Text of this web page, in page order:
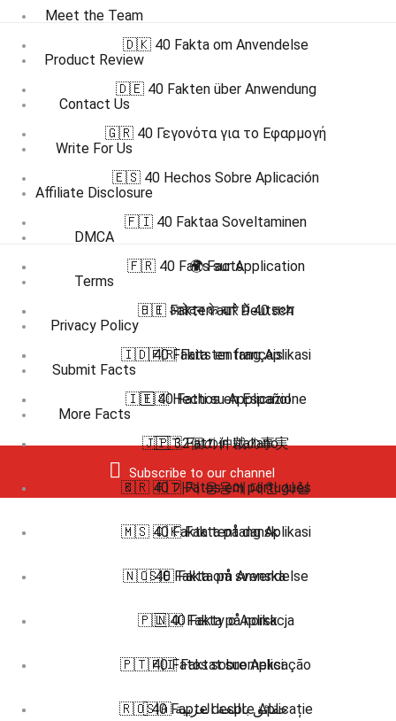
Meet the Team
Product Review
Contact Us
Write For Us
Affiliate Disclosure
DMCA
Terms
Privacy Policy
Submit Facts
More Facts
Subscribe to our channel
🇩🇰 40 Fakta om Anvendelse
🇩🇪 40 Fakten über Anwendung
🇬🇷 40 Γεγονότα για το Εφαρμογή
🇪🇸 40 Hechos Sobre Aplicación
🇫🇮 40 Faktaa Soveltaminen
🇫🇷 40 Faits sur Application
🇭🇮 आवेदन के बारे में 40 तथ्य
🇮🇩 40 Fakta tentang Aplikasi
🇮🇹 40 Fatti su Applicazione
🇯🇵 32個の仲裁の事実
🇰🇷 40 가지 응용에 대한 사실
🇲🇸 40 Fakta tentang Aplikasi
🇳🇴 40 Fakta om Anvendelse
🇵🇱 40 Fakty o Aplikacja
🇵🇹 40 Fatos sobre Aplicação
🇷🇴 40 Fapte despre Aplicație
🌍 Facts
🇩🇪 Fakten auf Deutsch
🇫🇷 Faits en français
🇪🇸 Hechos en Español
🇮🇹 Fatti in Italiano
🇧🇷 🇵🇹 Fatos em português
🇩🇰 Fakta på dansk
🇸🇪 Fakta på svenska
🇳🇴 Fakta på norsk
🇫🇮 Faktat suomeksi
🇸🇦 حقائق باللغة العربية